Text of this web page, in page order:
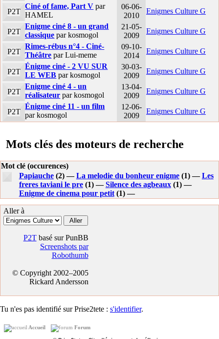
P2T
Ciné of fame, Part V par
HAMEL
06-06-
2010
Enigmes Culture G
P2T
Enigme ciné 8 - un grand
classique par kosmogol
21-05-
2009
Enigmes Culture G
P2T
Rimes-rébus n°4 - Ciné-
Théâtre par Lui-meme
09-10-
2014
Enigmes Culture G
P2T
Énigme ciné - 2 VU SUR
LE WEB par kosmogol
30-03-
2009
Enigmes Culture G
P2T
Enigme ciné 4 - un
réalisateur par kosmogol
13-04-
2009
Enigmes Culture G
P2T
Énigme ciné 11 - un film
par kosmogol
12-06-
2009
Enigmes Culture G
Mots clés des moteurs de recherche
Mot clé (occurences)
Papiauche(2) —La melodie du bonheur enigme(1) —Les
freres taviani le pre(1) —Silence des agbeaux(1) —
Enigme de cinema pour petit(1) —
Aller à
P2Tbasé sur PunBB
Screenshots par
Robothumb
© Copyright 2002–2005
Rickard Andersson
Tu n'es pas identifié sur Prise2tete : s'identifier.
Accueil Forum